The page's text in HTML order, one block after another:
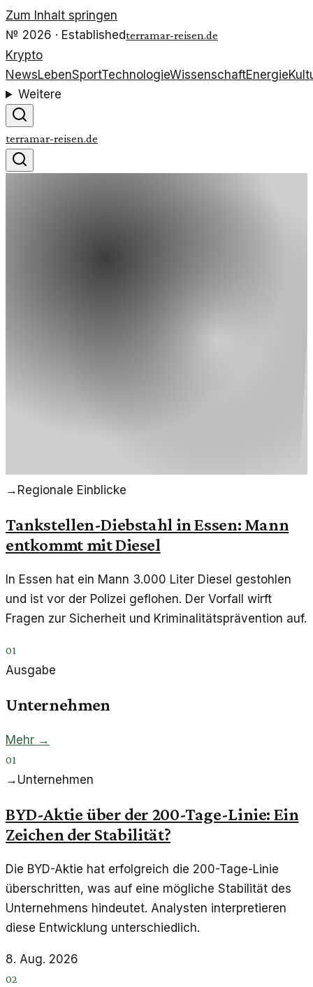
Zum Inhalt springen
№ 2026 · Establishedterramar-reisen.de
Krypto
NewsLebenSportTechnologieWissenschaftEnergie
Weitere
terramar-reisen.de
→ Regionale Einblicke
Tankstellen-Diebstahl in Essen: Mann
entkommt mit Diesel
In Essen hat ein Mann 3.000 Liter Diesel gestohlen
und ist vor der Polizei geflohen. Der Vorfall wirft
Fragen zur Sicherheit und Kriminalitätsprävention auf.
01
Ausgabe
Unternehmen
Mehr →
01
→ Unternehmen
BYD-Aktie über der 200-Tage-Linie: Ein
Zeichen der Stabilität?
Die BYD-Aktie hat erfolgreich die 200-Tage-Linie
überschritten, was auf eine mögliche Stabilität des
Unternehmens hindeutet. Analysten interpretieren
diese Entwicklung unterschiedlich.
8. Aug. 2026
02